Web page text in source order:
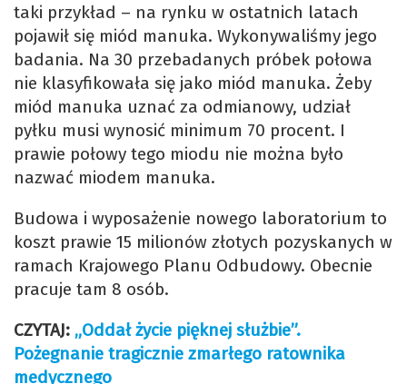
taki przykład – na rynku w ostatnich latach
pojawił się miód manuka. Wykonywaliśmy jego
badania. Na 30 przebadanych próbek połowa
nie klasyfikowała się jako miód manuka. Żeby
miód manuka uznać za odmianowy, udział
pyłku musi wynosić minimum 70 procent. I
prawie połowy tego miodu nie można było
nazwać miodem manuka.
Budowa i wyposażenie nowego laboratorium to
koszt prawie 15 milionów złotych pozyskanych w
ramach Krajowego Planu Odbudowy. Obecnie
pracuje tam 8 osób.
CZYTAJ: „Oddał życie pięknej służbie”.
Pożegnanie tragicznie zmarłego ratownika
medycznego